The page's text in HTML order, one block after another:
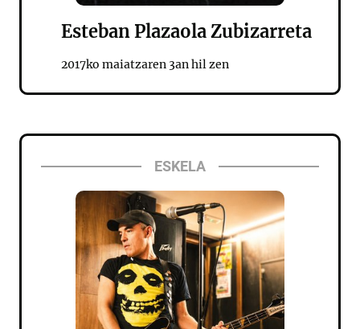
Esteban Plazaola Zubizarreta
2017ko maiatzaren 3an hil zen
ESKELA